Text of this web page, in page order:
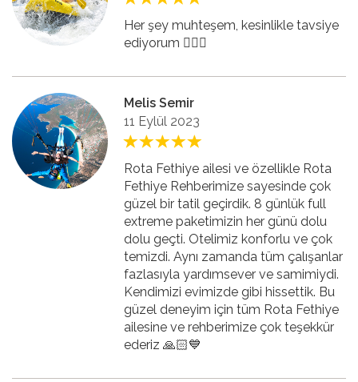
Her şey muhteşem, kesinlikle tavsiye
ediyorum 👍🏻🤩
Melis Semir
11 Eylül 2023
Rota Fethiye ailesi ve özellikle Rota
Fethiye Rehberimize sayesinde çok
güzel bir tatil geçirdik. 8 günlük full
extreme paketimizin her günü dolu
dolu geçti. Otelimiz konforlu ve çok
temizdi. Aynı zamanda tüm çalışanlar
fazlasıyla yardımsever ve samimiydi.
Kendimizi evimizde gibi hissettik. Bu
güzel deneyim için tüm Rota Fethiye
ailesine ve rehberimize çok teşekkür
ederiz 🙏🏻💙